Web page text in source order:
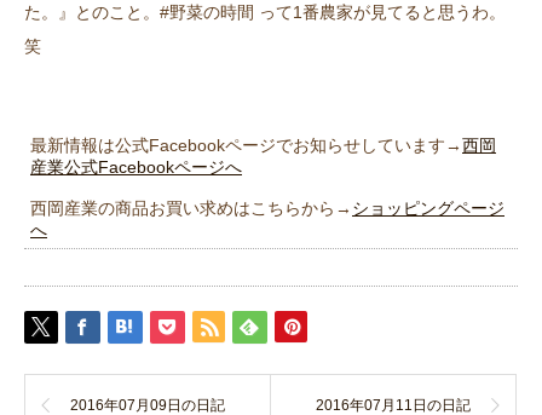
た。』とのこと。#野菜の時間 って1番農家が見てると思うわ。
笑
最新情報は公式Facebookページでお知らせしています→西岡
産業公式Facebookページへ
西岡産業の商品お買い求めはこちらから→ ショッピングページ
へ
2016年07月09日の日記 2016年07月11日の日記